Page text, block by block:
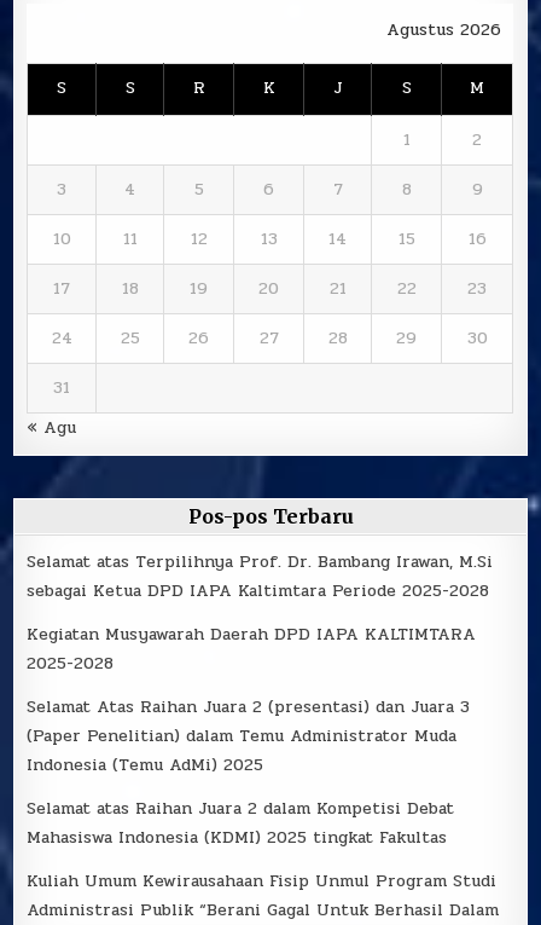
Agustus 2026
S S R K J S M
1
2
3
4 5 6 7 8
9
10
11 12 13 14 15
16
17
18 19 20 21 22
23
24
25 26 27 28 29
30
31
« Agu
Pos-pos Terbaru
Selamat atas Terpilihnya Prof. Dr. Bambang Irawan, M.Si
sebagai Ketua DPD IAPA Kaltimtara Periode 2025-2028
Kegiatan Musyawarah Daerah DPD IAPA KALTIMTARA
2025-2028
Selamat Atas Raihan Juara 2 (presentasi) dan Juara 3
(Paper Penelitian) dalam Temu Administrator Muda
Indonesia (Temu AdMi) 2025
Selamat atas Raihan Juara 2 dalam Kompetisi Debat
Mahasiswa Indonesia (KDMI) 2025 tingkat Fakultas
Kuliah Umum Kewirausahaan Fisip Unmul Program Studi
Administrasi Publik “Berani Gagal Untuk Berhasil Dalam